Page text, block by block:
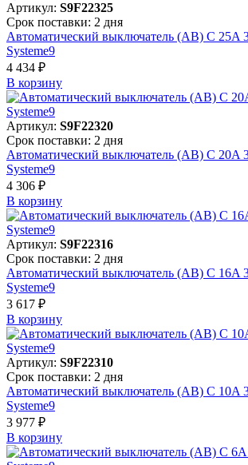
Артикул: S9F22325
Срок поставки: 2 дня
Автоматический выключатель (АВ) C 25A
Systeme9
4 434 ₽
В корзинy
Артикул: S9F22320
Срок поставки: 2 дня
Автоматический выключатель (АВ) C 20A
Systeme9
4 306 ₽
В корзинy
Артикул: S9F22316
Срок поставки: 2 дня
Автоматический выключатель (АВ) C 16A
Systeme9
3 617 ₽
В корзинy
Артикул: S9F22310
Срок поставки: 2 дня
Автоматический выключатель (АВ) C 10A
Systeme9
3 977 ₽
В корзинy